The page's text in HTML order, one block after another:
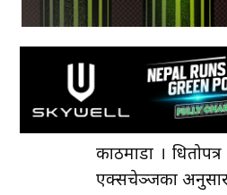
काठमाडौँ ।
एक्सचेञ्जका